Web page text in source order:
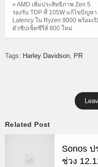
« AMD เพิ่มประสิทธิภาพ Zen 5
รองรับ TDP ที่ 105W แก้ไขปัญหา
Latency ใน Ryzen 9000 พร้อมเ
ตัวชิปเซ็ตซีรีส์ 800 ใหม่
Tags: Harley Davidson PR
Related Post
Sonos
ช่วง